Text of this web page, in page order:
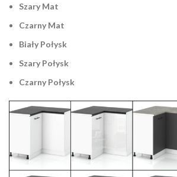
Szary Mat
Czarny Mat
Biały Połysk
Szary Połysk
Czarny Połysk